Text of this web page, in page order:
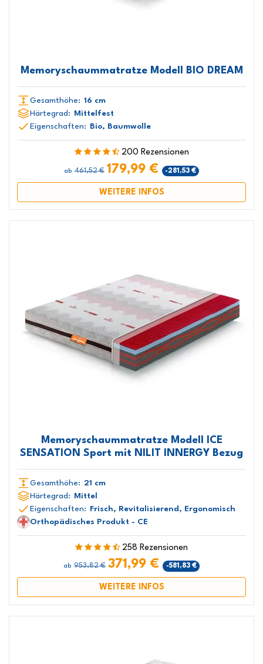
Memoryschaummatratze Modell BIO DREAM
Gesamthöhe: 16 cm
Härtegrad:
Mittelfest
Eigenschaften:
Bio, Baumwolle
200 Rezensionen
ab 461,52 € 179,99 € -281,53 €
WEITERE INFOS
Memoryschaummatratze Modell ICE
SENSATION Sport mit NILIT INNERGY Bezug
Gesamthöhe: 21 cm
Härtegrad: Mittel
Eigenschaften: Frisch, Revitalisierend, Ergonomisch
Orthopädisches Produkt - CE
258 Rezensionen
ab 953,82 € 371,99 € -581,83 €
WEITERE INFOS